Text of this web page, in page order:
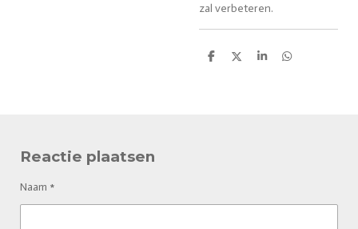
zal verbeteren.
D
D
S
D
Reactie plaatsen
Naam *